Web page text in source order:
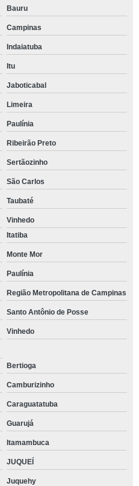
Bauru
Campinas
Indaiatuba
Itu
Jaboticabal
Limeira
Paulínia
Ribeirão Preto
Sertãozinho
São Carlos
Taubaté
Vinhedo
Itatiba
Monte Mor
Paulínia
Região Metropolitana de Campinas
Santo Antônio de Posse
Vinhedo
Bertioga
Camburizinho
Caraguatatuba
Guarujá
Itamambuca
JUQUEÍ
Juquehy